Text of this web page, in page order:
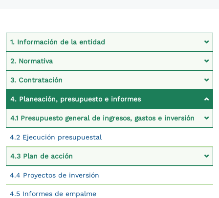
Contexto Ley de Transparencia
1. Información de la entidad
2. Normativa
3. Contratación
4. Planeación, presupuesto e informes
4.1 Presupuesto general de ingresos, gastos e inversión
4.2 Ejecución presupuestal
4.3 Plan de acción
4.4 Proyectos de inversión
4.5 Informes de empalme